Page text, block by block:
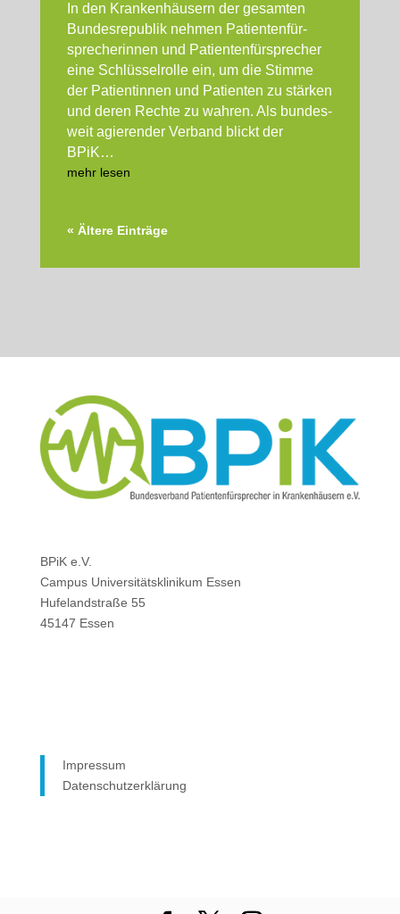
In den Kran­ken­häu­sern der gesam­ten
Bun­des­re­pu­blik neh­men Pati­en­ten­für­
spre­che­rin­nen und Pati­en­ten­für­spre­cher
eine Schlüs­sel­rol­le ein, um die Stim­me
der Pati­en­tin­nen und Pati­en­ten zu stär­ken
und deren Rech­te zu wah­ren. Als bun­des­
weit agie­ren­der Ver­band blickt der
BPiK…
mehr lesen
« Älte­re Ein­trä­ge
BPiK e.V.
Campus Universitätsklinikum Essen
Hufelandstraße 55
45147 Essen
Impressum
Datenschutzerklärung